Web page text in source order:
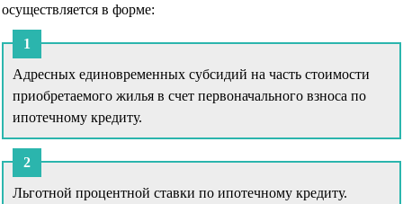
осуществляется в форме:
Адресных единовременных субсидий на часть стоимости
приобретаемого жилья в счет первоначального взноса по
ипотечному кредиту.
Льготной процентной ставки по ипотечному кредиту.